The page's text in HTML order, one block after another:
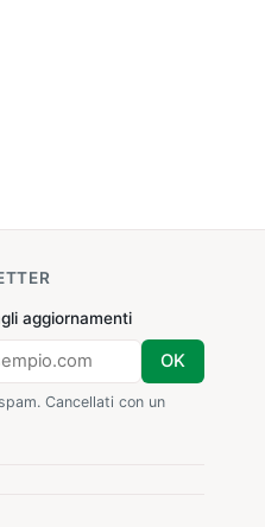
aggiornamenti
OK
Cancellati con un